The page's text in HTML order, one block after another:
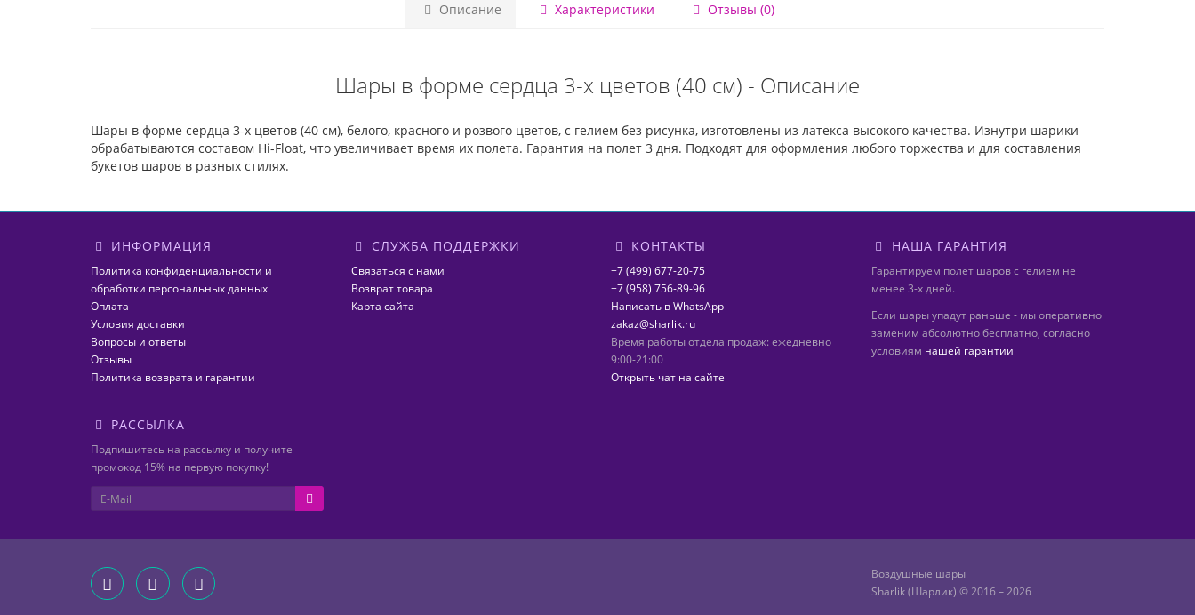
Описание Характеристики Отзывы (0)
Шары в форме сердца 3-х цветов (40 см) - Описание
Шары в форме сердца 3-х цветов (40 см), белого, красного и розвого цветов, с гелием без рисунка, изготовлены из латекса высокого качества. Изнутри шарики
обрабатываются составом Hi-Float, что увеличивает время их полета. Гарантия на полет 3 дня. Подходят для оформления любого торжества и для составления
букетов шаров в разных стилях.
ИНФОРМАЦИЯ
Политика конфиденциальности и
обработки персональных данных
Оплата
Условия доставки
Вопросы и ответы
Отзывы
Политика возврата и гарантии
СЛУЖБА ПОДДЕРЖКИ
Связаться с нами
Возврат товара
Карта сайта
КОНТАКТЫ
+7 (499) 677-20-75
+7 (958) 756-89-96
Написать в WhatsApp
zakaz@sharlik.ru
Время работы отдела продаж: ежедневно
9:00-21:00
Открыть чат на сайте
НАША ГАРАНТИЯ
Гарантируем полёт шаров с гелием не
менее 3-х дней.
Если шары упадут раньше - мы оперативно
заменим абсолютно бесплатно, согласно
условиям нашей гарантии
РАССЫЛКА
Подпишитесь на рассылку и получите
промокод 15% на первую покупку!
Воздушные шары
Sharlik (Шарлик) © 2016 – 2026